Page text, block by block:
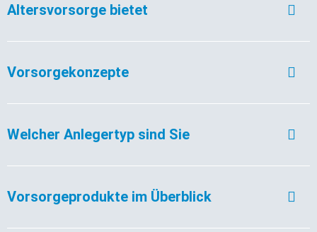
Altersvorsorge bietet
Vorsorgekonzepte
Welcher Anlegertyp sind Sie
Vorsorgeprodukte im Überblick